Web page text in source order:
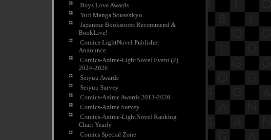
Boys Love Awards
Yuri Manga Sousenkyo
Japanese Bookstores Recommend &
BookLive!
Comics-LightNovel Publisher
Announce
Comics-Anime-LightNovel Event (2)
2024-2026
Seiyuu Awards
Seiyuu Survey
Comics-Anime Awards 2013-2026
Comics-Anime Survey
Comics-Anime-LightNovel Ranking
Chart Yearly
Comics Special Zone